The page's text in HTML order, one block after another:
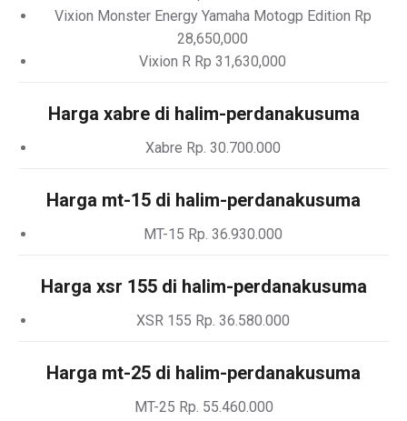
Vixion Monster Energy Yamaha Motogp Edition Rp
28,650,000
Vixion R Rp 31,630,000
Harga xabre di halim-perdanakusuma
Xabre Rp. 30.700.000
Harga mt-15 di halim-perdanakusuma
MT-15 Rp. 36.930.000
Harga xsr 155 di halim-perdanakusuma
XSR 155 Rp. 36.580.000
Harga mt-25 di halim-perdanakusuma
MT-25 Rp. 55.460.000